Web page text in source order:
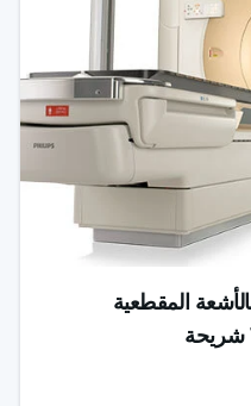
المقطعية